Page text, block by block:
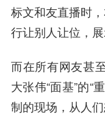
标文和友直播时
行让别人让位，展
而在所有网友甚
大张伟“面基”的“
制的现场，从人